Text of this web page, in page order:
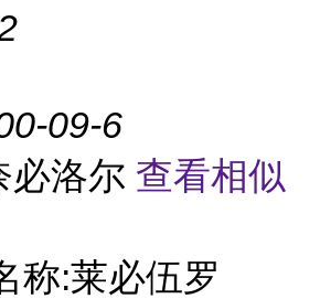
09-6
必洛尔 查看相似
称:莱必伍罗